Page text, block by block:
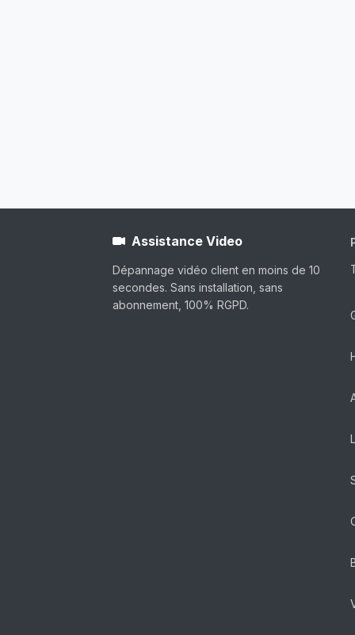
Assistance Video
Dépannage vidéo client en moins de 10
secondes. Sans installation, sans
abonnement, 100% RGPD.